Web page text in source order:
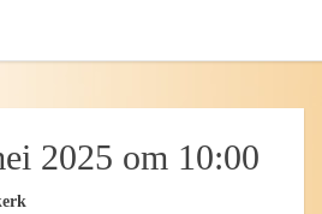
2025 om 10:00